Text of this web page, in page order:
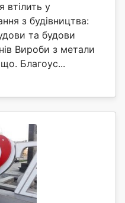
втілить у
з будівництва:
та будови
Вироби з метали
Благоус...